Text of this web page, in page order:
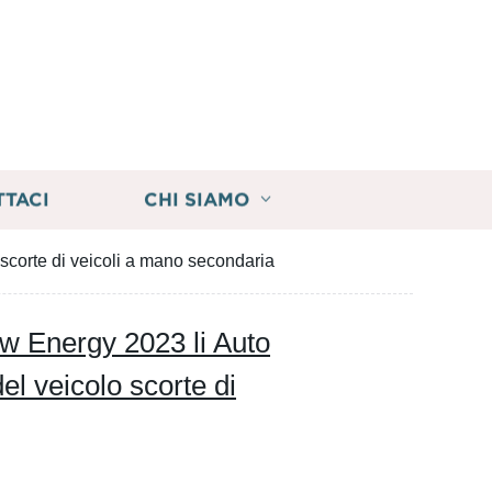
CHI SIAMO
di veicoli a mano secondaria
Energy 2023 li Auto
veicolo scorte di